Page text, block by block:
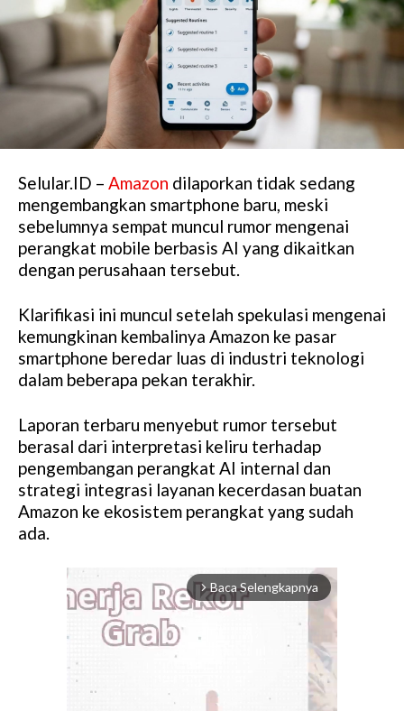
Selular.ID – Amazon dilaporkan tidak sedang
mengembangkan smartphone baru, meski
sebelumnya sempat muncul rumor mengenai
perangkat mobile berbasis AI yang dikaitkan
dengan perusahaan tersebut.
Klarifikasi ini muncul setelah spekulasi mengenai
kemungkinan kembalinya Amazon ke pasar
smartphone beredar luas di industri teknologi
dalam beberapa pekan terakhir.
Laporan terbaru menyebut rumor tersebut
berasal dari interpretasi keliru terhadap
pengembangan perangkat AI internal dan
strategi integrasi layanan kecerdasan buatan
Amazon ke ekosistem perangkat yang sudah
ada.
arrow_forward_ios Baca Selengkapnya